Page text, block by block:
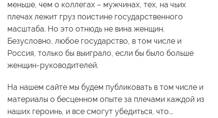
меньше, чем о коллегах – мужчинах, тех, на чьих
плечах лежит груз поистине государственного
масштаба. Но это отнюдь не вина женщин.
Безусловно, любое государство, в том числе и
Россия, только бы выиграло, если бы было больше
женщин-руководителей.
На нашем сайте мы будем публиковать в том числе и
материалы о бесценном опыте за плечами каждой из
наших героинь, и все смогут убедиться, что...